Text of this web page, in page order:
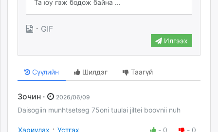
· GIF
Илгээх
Сүүлийн Шилдэг Таагүй
Зочин · 2026/06/09
Daisogiin munhtsetseg 75oni tuulai jiltei boovnii nuh
Хариулах · Устгах - 0 - 0